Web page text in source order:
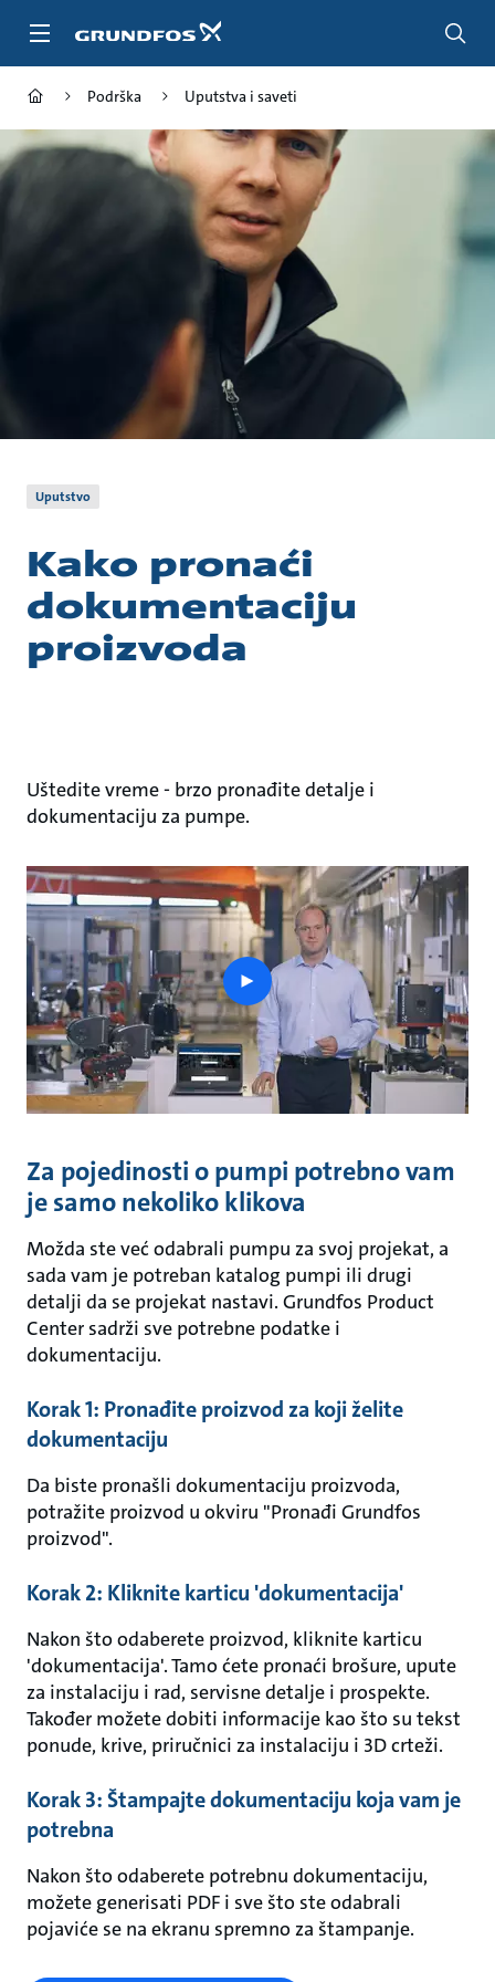
Podrška Uputstva i saveti
Uputstvo
Kako pronaći
dokumentaciju
proizvoda
Uštedite vreme - brzo pronađite detalje i
dokumentaciju za pumpe.
play
button
Za pojedinosti o pumpi potrebno vam
je samo nekoliko klikova
Možda ste već odabrali pumpu za svoj projekat, a
sada vam je potreban katalog pumpi ili drugi
detalji da se projekat nastavi. Grundfos Product
Center sadrži sve potrebne podatke i
dokumentaciju.
Korak 1: Pronađite proizvod za koji želite
dokumentaciju
Da biste pronašli dokumentaciju proizvoda,
potražite proizvod u okviru "Pronađi Grundfos
proizvod".
Korak 2: Kliknite karticu 'dokumentacija'
Nakon što odaberete proizvod, kliknite karticu
'dokumentacija'. Tamo ćete pronaći brošure, upute
za instalaciju i rad, servisne detalje i prospekte.
Također možete dobiti informacije kao što su tekst
ponude, krive, priručnici za instalaciju i 3D crteži.
Korak 3: Štampajte dokumentaciju koja vam je
potrebna
Nakon što odaberete potrebnu dokumentaciju,
možete generisati PDF i sve što ste odabrali
pojaviće se na ekranu spremno za štampanje.